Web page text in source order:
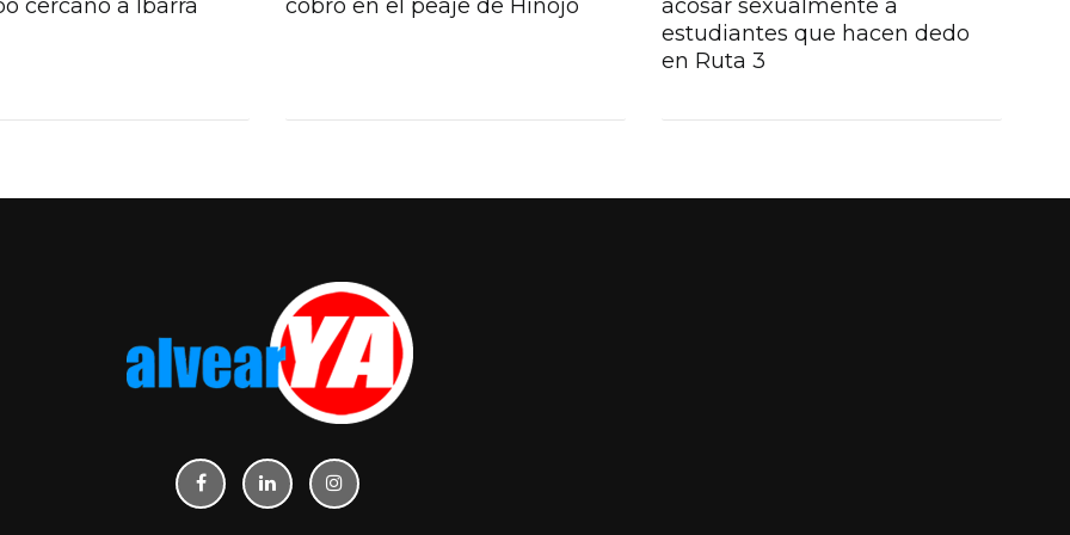
cercano a Ibarra
cobro en el peaje de Hinojo
acosar sexualmente a
estudiantes que hacen dedo
en Ruta 3